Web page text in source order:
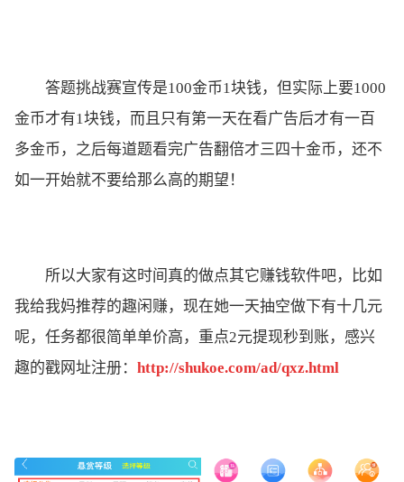
答题挑战赛宣传是100金币1块钱，但实际上要1000
金币才有1块钱，而且只有第一天在看广告后才有一百
多金币，之后每道题看完广告翻倍才三四十金币，还不
如一开始就不要给那么高的期望！
所以大家有这时间真的做点其它赚钱软件吧，比如
我给我妈推荐的趣闲赚，现在她一天抽空做下有十几元
呢，任务都很简单单价高，重点2元提现秒到账，感兴
趣的戳网址注册： http://shukoe.com/ad/qxz.html